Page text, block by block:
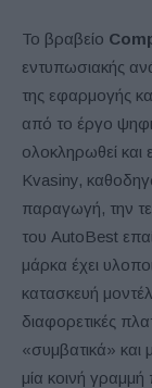
Το βραβείο
εντυπωσιακής
της εφαρμογής
από το έργο
ολοκληρωθεί και
Kvasiny,
παραγωγή, την
του AutoBest
μάρκα έχει
κατασκευή
διαφορετικές
«συμβατικά» και
μία κοινή